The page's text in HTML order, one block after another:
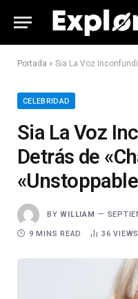
Portada » Sia La Voz
CELEBRIDAD
Sia La Voz
Detrás de
BY WILLIAM
9 MINS READ 36VIEWS